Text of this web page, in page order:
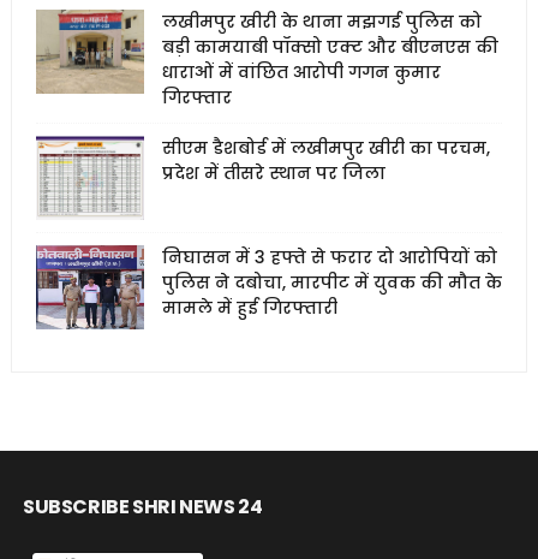
लखीमपुर खीरी के थाना मझगई पुलिस को
बड़ी कामयाबी पॉक्सो एक्ट और बीएनएस की
धाराओं में वांछित आरोपी गगन कुमार
गिरफ्तार
सीएम डैशबोर्ड में लखीमपुर खीरी का परचम,
प्रदेश में तीसरे स्थान पर जिला
निघासन में 3 हफ्ते से फरार दो आरोपियों को
पुलिस ने दबोचा, मारपीट में युवक की मौत के
मामले में हुई गिरफ्तारी
SUBSCRIBE SHRI NEWS 24